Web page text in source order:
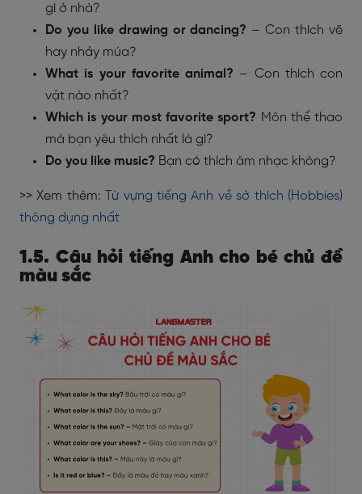
gì ở nhà?
Do you like drawing or dancing? – Con thích vẽ
hay nhảy múa?
What is your favorite animal? – Con thích con
vật nào nhất?
Which is your most favorite sport? Môn thể thao
mà bạn yêu thích nhất là gì?
Do you like music? Bạn có thích âm nhạc không?
>> Xem thêm:
Từ vựng tiếng Anh về sở thích (Hobbies)
thông dụng nhất
1.5. Câu hỏi tiếng Anh cho bé chủ đề
màu sắc